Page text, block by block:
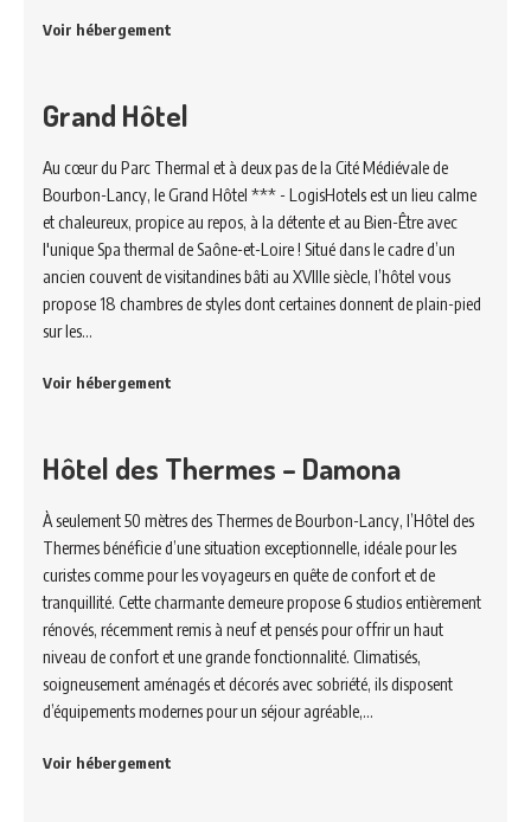
Voir hébergement
Grand Hôtel
Au cœur du Parc Thermal et à deux pas de la Cité Médiévale de
Bourbon-Lancy, le Grand Hôtel *** - LogisHotels est un lieu calme
et chaleureux, propice au repos, à la détente et au Bien-Être avec
l'unique Spa thermal de Saône-et-Loire ! Situé dans le cadre d’un
ancien couvent de visitandines bâti au XVIIIe siècle, l’hôtel vous
propose 18 chambres de styles dont certaines donnent de plain-pied
sur les…
Voir hébergement
Hôtel des Thermes – Damona
À seulement 50 mètres des Thermes de Bourbon-Lancy, l’Hôtel des
Thermes bénéficie d’une situation exceptionnelle, idéale pour les
curistes comme pour les voyageurs en quête de confort et de
tranquillité. Cette charmante demeure propose 6 studios entièrement
rénovés, récemment remis à neuf et pensés pour offrir un haut
niveau de confort et une grande fonctionnalité. Climatisés,
soigneusement aménagés et décorés avec sobriété, ils disposent
d’équipements modernes pour un séjour agréable,…
Voir hébergement